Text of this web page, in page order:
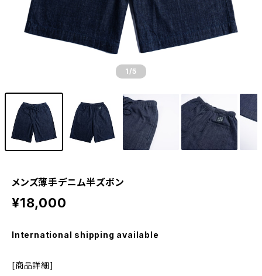
1 /5
メンズ薄手デニム半ズボン
¥18,000
International shipping available
[商品詳細]